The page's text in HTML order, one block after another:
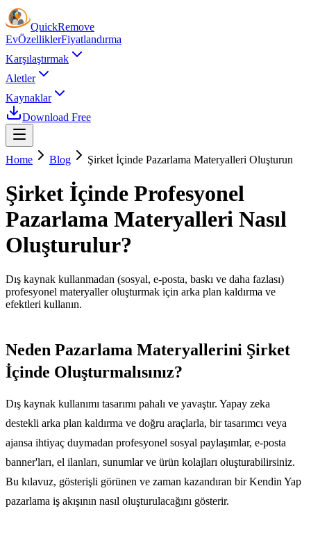
QuickRemove
EvÖzelliklerFiyatlandırma
Karşılaştırmak
Aletler
Kaynaklar
Download Free
Home Blog Şirket İçinde Pazarlama Materyalleri Oluşturun
Şirket İçinde Profesyonel
Pazarlama Materyalleri Nasıl
Oluşturulur?
Dış kaynak kullanmadan (sosyal, e-posta, baskı ve daha fazlası)
profesyonel materyaller oluşturmak için arka plan kaldırma ve
efektleri kullanın.
Neden Pazarlama Materyallerini Şirket
İçinde Oluşturmalısınız?
Dış kaynak kullanımı tasarımı pahalı ve yavaştır. Yapay zeka
destekli arka plan kaldırma ve doğru araçlarla, bir tasarımcı veya
ajansa ihtiyaç duymadan profesyonel sosyal paylaşımlar, e-posta
banner'ları, el ilanları, sunumlar ve ürün kolajları oluşturabilirsiniz.
Bu kılavuz, gösterişli görünen ve zaman kazandıran bir Kendin Yap
pazarlama iş akışının nasıl oluşturulacağını gösterir.